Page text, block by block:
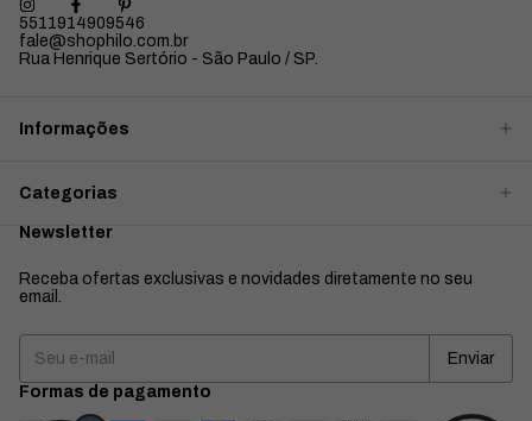
5511914909546
fale@shophilo.com.br
Rua Henrique Sertório - São Paulo / SP.
Informações
Categorias
Newsletter
Receba ofertas exclusivas e novidades diretamente no seu
email.
Formas de pagamento